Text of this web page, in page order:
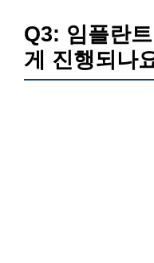
Q3: 임플란
게 진행되나